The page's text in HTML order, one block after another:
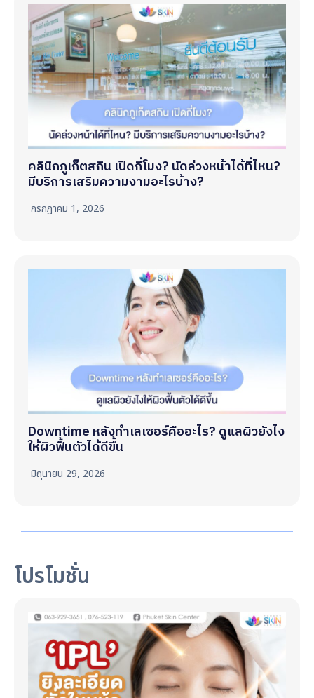
คลินิกภูเก็ตสกิน เปิดกี่โมง? นัดล่วงหน้าได้ที่ไหน?
มีบริการเสริมความงามอะไรบ้าง?
กรกฎาคม 1, 2026
Downtime หลังทำเลเซอร์คืออะไร? ดูแลผิวยังไง
ให้ผิวฟื้นตัวได้ดีขึ้น
มิถุนายน 29, 2026
โปรโมชั่น